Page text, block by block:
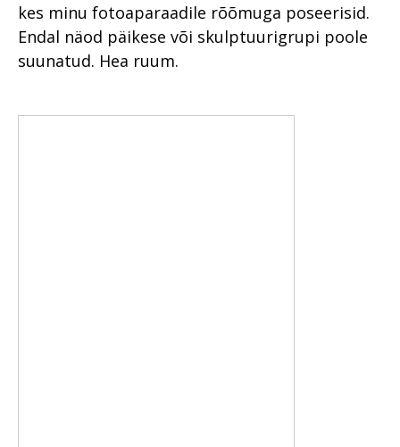
kes minu fotoaparaadile rõõmuga poseerisid.
Endal näod päikese või skulptuurigrupi poole
suunatud. Hea ruum.